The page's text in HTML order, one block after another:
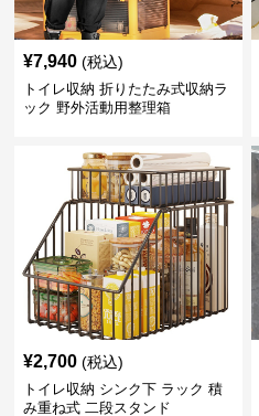
¥7,940 (税込)
トイレ収納 折りたたみ式収納ラ
ック 野外活動用整理箱
¥2,700 (税込)
トイレ収納 シンク下 ラック 積
み重ね式 二段スタンド